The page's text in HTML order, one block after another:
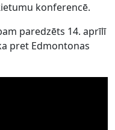
konferencē.
paredzēts 14. aprīlī
pret Edmontonas